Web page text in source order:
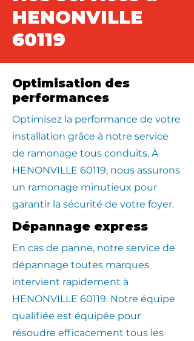
HENONVILLE
60119
Optimisation des
performances
Optimisez la performance de votre
installation grâce à notre service
de ramonage tous conduits. À
HENONVILLE 60119, nous assurons
un ramonage minutieux pour
garantir la sécurité de votre foyer.
Dépannage express
En cas de panne, notre service de
dépannage toutes marques
intervient rapidement à
HENONVILLE 60119. Notre équipe
qualifiée est équipée pour
résoudre efficacement tous les